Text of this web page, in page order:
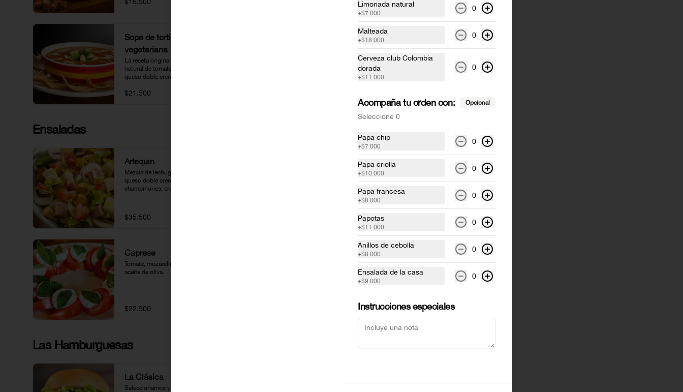
Sopa de tortilla
vegetariana
La receta original de Lupita: Caldo
natural de tomate acompañado
queso doble crema, aguacate y
$21.500
Ensaladas
Arlequín
Mezcla de lechugas, cubitos de
queso doble crema y jamón, tomate,
champiñones, crutones y vinagreta
$35.500
Tiras de pechuga de pollo, queso
azul, tocineta picada, tomate, pepino
cohombro, aguacate, cebolla roja,
lechuga romana, huevo duro y
vinagreta de la casa.
$42.500
Caprese
Tomate, mozarellinas, albahaca y
aceite de oliva.
$22.500
Zapatista
Revolucionaria y mexicanísima
mezcla de lechugas, pollo, tocineta
picada,  totopos, maíz tierno,
$37.000
Las Hamburguesas
La Clásica
Seleccionamos y molemos cortes
Limonada natural
+$7.000
0
Malteada
+$18.000
0
Cerveza club Colombia
dorada
+$11.000
0
Acompaña tu orden con: Opcional
Seleccione 0
Papa chip
+$7.000
0
Papa criolla
+$10.000
0
Papa francesa
+$8.000
0
Papotas
+$11.000
0
Anillos de cebolla
+$8.000
0
Ensalada de la casa
+$9.000
0
Instrucciones especiales